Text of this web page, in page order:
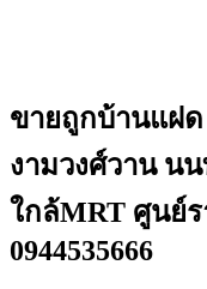
ขายถูกบ้านแฝด
งามวงศ์วาน น
ใกล้MRT ศูนย์
0944535666